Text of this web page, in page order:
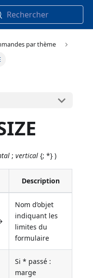
Rechercher
par thème
;vertical {; *} )
Description
Nom d’objet
indiquant les
limites du
formulaire
Si * passé :
marge